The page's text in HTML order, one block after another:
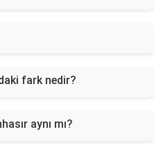
fark nedir?
aynı mı?